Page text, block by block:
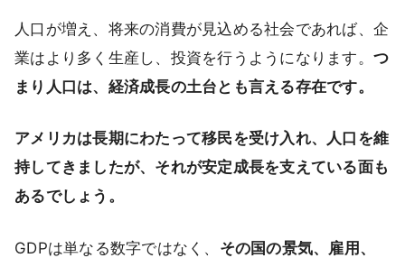
人口が増え、将来の消費が見込める社会であれば、企
業はより多く生産し、投資を行うようになります。 つ
まり人口は、経済成長の土台とも言える存在です。
アメリカは長期にわたって移民を受け入れ、人口を維
持してきましたが、それが安定成長を支えている面も
あるでしょう。
GDPは単なる数字ではなく、 その国の景気、雇用、